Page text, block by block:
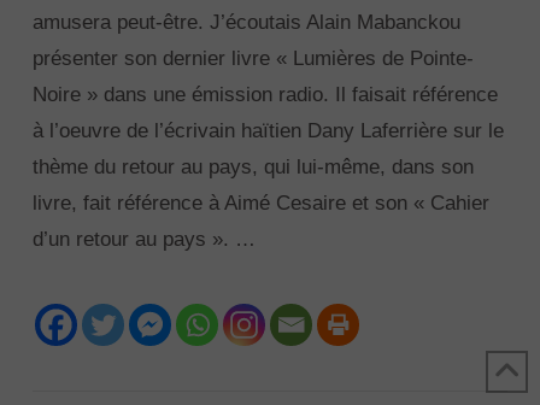
VIEW POST
amusera peut-être. J’écoutais Alain Mabanckou
présenter son dernier livre « Lumières de Pointe-
Noire » dans une émission radio. Il faisait référence
à l’oeuvre de l’écrivain haïtien Dany Laferrière sur le
thème du retour au pays, qui lui-même, dans son
livre, fait référence à Aimé Cesaire et son « Cahier
d’un retour au pays ». …